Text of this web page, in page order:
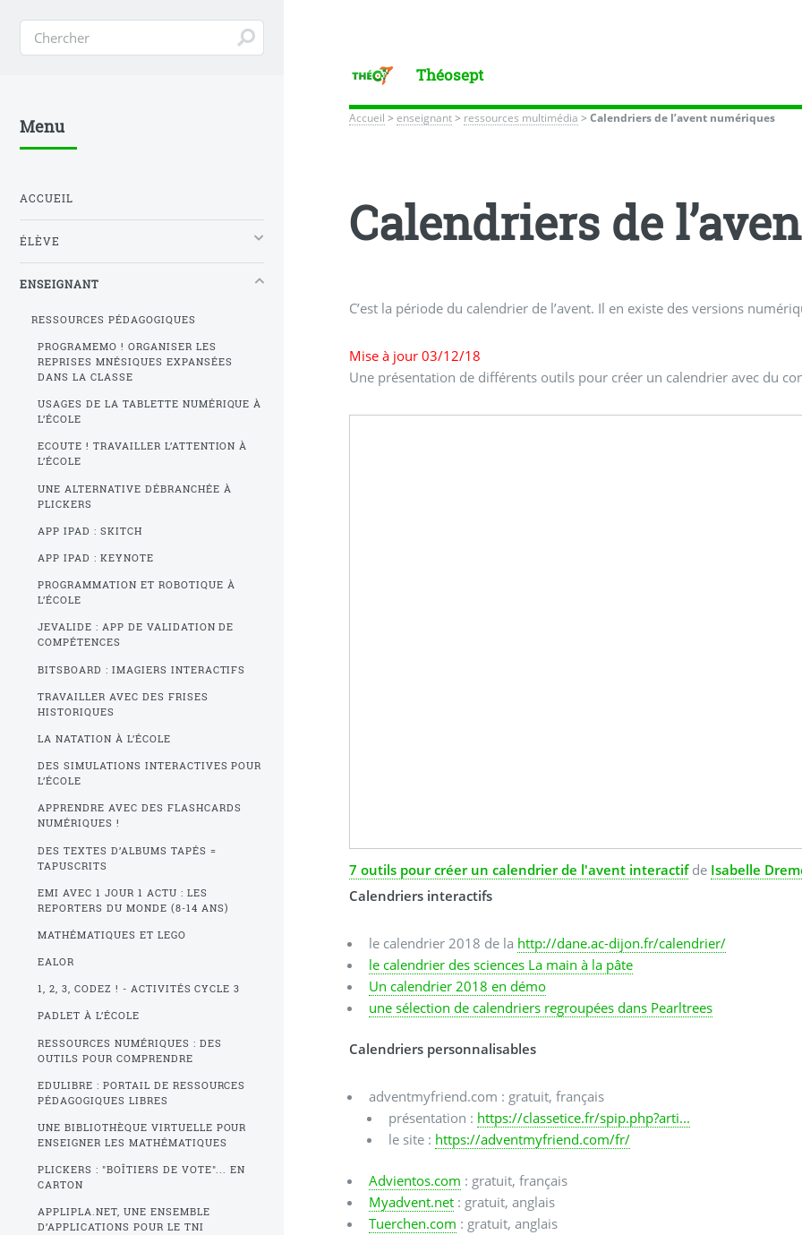
Théosept
Accueil >enseignant> ressources multimédia >Calendriers de l’avent numériques
Calendriers de
C’est la période du calendrier de l’avent. Il en existe des versions
Mise à jour 03/12/18
Une présentation de différents outils pour créer un calendrier avec du
7 outils pour créer un calendrier de l'avent interactif de Isabelle
Calendriers interactifs
le calendrier 2018 de la http://dane.ac-dijon.fr/calendrier/
le calendrier des sciences La main à la pâte
Un calendrier 2018 en démo
une sélection de calendriers regroupées dans Pearltrees
Calendriers personnalisables
adventmyfriend.com : gratuit, français
présentation : https://classetice.fr/spip.php?arti...
le site : https://adventmyfriend.com/fr/
Advientos.com : gratuit, français
Myadvent.net : gratuit, anglais
Tuerchen.com : gratuit, anglais
Menu
ACCUEIL
ÉLÈVE
ENSEIGNANT
RESSOURCES PÉDAGOGIQUES
PROGRAMEMO ! ORGANISER LES
REPRISES MNÉSIQUES EXPANSÉES
DANS LA CLASSE
USAGES DE LA TABLETTE NUMÉRIQUE À
L’ÉCOLE
ECOUTE ! TRAVAILLER L’ATTENTION À
L’ÉCOLE
UNE ALTERNATIVE DÉBRANCHÉE À
PLICKERS
APP IPAD : SKITCH
APP IPAD : KEYNOTE
PROGRAMMATION ET ROBOTIQUE À
L’ÉCOLE
JEVALIDE : APP DE VALIDATION DE
COMPÉTENCES
BITSBOARD : IMAGIERS INTERACTIFS
TRAVAILLER AVEC DES FRISES
HISTORIQUES
LA NATATION À L’ÉCOLE
DES SIMULATIONS INTERACTIVES POUR
L’ÉCOLE
APPRENDRE AVEC DES FLASHCARDS
NUMÉRIQUES !
DES TEXTES D’ALBUMS TAPÉS =
TAPUSCRITS
EMI AVEC 1 JOUR 1 ACTU : LES
REPORTERS DU MONDE (8-14 ANS)
MATHÉMATIQUES ET LEGO
EALOR
1, 2, 3, CODEZ ! - ACTIVITÉS CYCLE 3
PADLET À L’ÉCOLE
RESSOURCES NUMÉRIQUES : DES
OUTILS POUR COMPRENDRE
EDULIBRE : PORTAIL DE RESSOURCES
PÉDAGOGIQUES LIBRES
UNE BIBLIOTHÈQUE VIRTUELLE POUR
ENSEIGNER LES MATHÉMATIQUES
PLICKERS : "BOÎTIERS DE VOTE"... EN
CARTON
APPLIPLA.NET, UNE ENSEMBLE
D’APPLICATIONS POUR LE TNI